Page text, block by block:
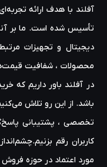
آفلند با هدف ارائه‌
تأسیس شده است. ما بر
دیجیتال و تجهیزات
محصولات ، شفافیت
در آفلند باور داریم که
باشد. از این رو تلاش
تخصصی ، پشتیبانی پاسخ‌گو
کاربران رقم
مورد اعتماد در حوزه‌